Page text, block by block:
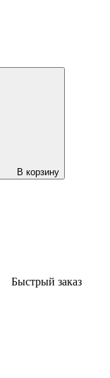
В корзину
Быстрый заказ